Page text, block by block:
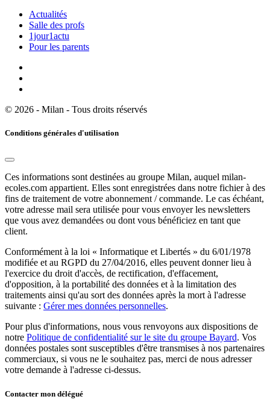
Actualités
Salle des profs
1jour1actu
Pour les parents
© 2026 - Milan - Tous droits réservés
Conditions générales d'utilisation
Ces informations sont destinées au groupe Milan, auquel milan-
ecoles.com appartient. Elles sont enregistrées dans notre fichier à des
fins de traitement de votre abonnement / commande. Le cas échéant,
votre adresse mail sera utilisée pour vous envoyer les newsletters
que vous avez demandées ou dont vous bénéficiez en tant que
client.
Conformément à la loi « Informatique et Libertés » du 6/01/1978
modifiée et au RGPD du 27/04/2016, elles peuvent donner lieu à
l'exercice du droit d'accès, de rectification, d'effacement,
d'opposition, à la portabilité des données et à la limitation des
traitements ainsi qu'au sort des données après la mort à l'adresse
suivante : Gérer mes données personnelles.
Pour plus d'informations, nous vous renvoyons aux dispositions de
notre Politique de confidentialité sur le site du groupe Bayard. Vos
données postales sont susceptibles d'être transmises à nos partenaires
commerciaux, si vous ne le souhaitez pas, merci de nous adresser
votre demande à l'adresse ci-dessus.
Contacter mon délégué